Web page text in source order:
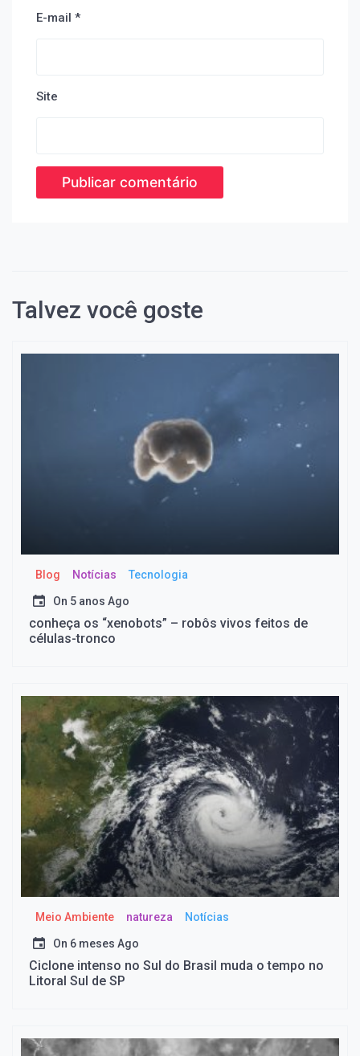
E-mail *
Site
Talvez você goste
Blog Notícias Tecnologia
On 5 anos Ago
conheça os “xenobots” – robôs vivos feitos de
células-tronco
Meio Ambiente natureza Notícias
On 6 meses Ago
Ciclone intenso no Sul do Brasil muda o tempo no
Litoral Sul de SP